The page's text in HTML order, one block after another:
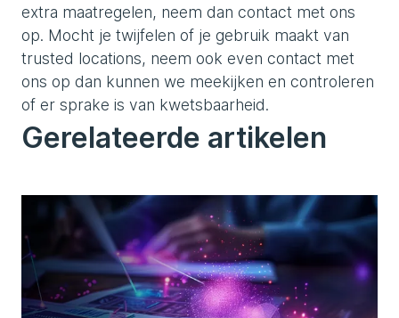
extra maatregelen, neem dan contact met ons
op. Mocht je twijfelen of je gebruik maakt van
trusted locations, neem ook even contact met
ons op dan kunnen we meekijken en controleren
of er sprake is van kwetsbaarheid.
Gerelateerde artikelen